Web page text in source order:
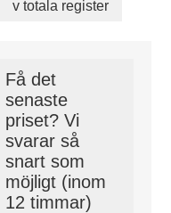
v totala register
Få det
senaste
priset? Vi
svarar så
snart som
möjligt (inom
12 timmar)